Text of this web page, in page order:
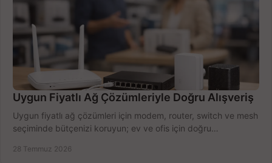
Uygun Fiyatlı Ağ Çözümleriyle Doğru Alışveriş
Uygun fiyatlı ağ çözümleri için modem, router, switch ve mesh
seçiminde bütçenizi koruyun; ev ve ofis için doğru
28 Temmuz 2026